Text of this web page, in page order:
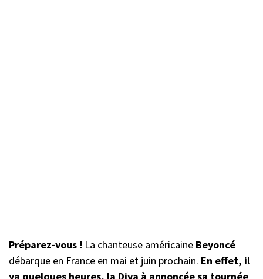
Préparez-vous ! La chanteuse américaine Beyoncé
débarque en France en mai et juin prochain. En effet, il
ya quelques heures, la Diva à annoncée sa tournée